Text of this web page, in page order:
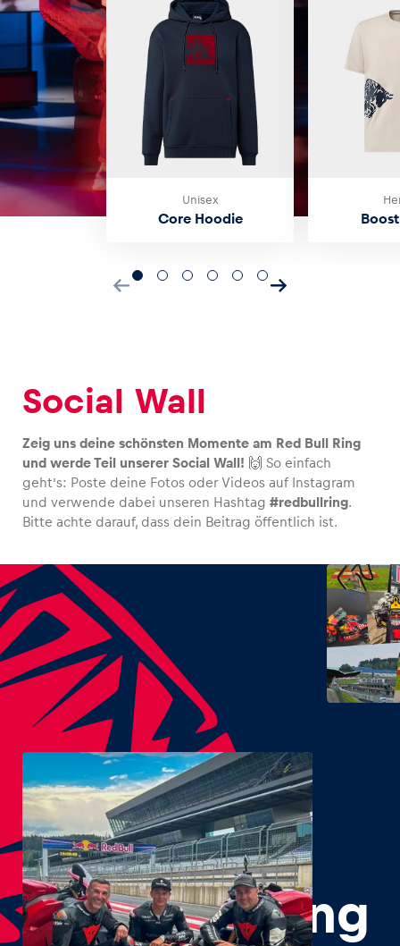
Unisex
Core Hoodie
Social Wall
Zeig uns deine schönsten Momente am Red Bull Ring
und werde Teil unserer Social Wall! 🙌 So einfach
geht’s: Poste deine Fotos oder Videos auf Instagram
und verwende dabei unseren Hashtag #redbullring.
Bitte achte darauf, dass dein Beitrag öffentlich ist.
#RedBullRing